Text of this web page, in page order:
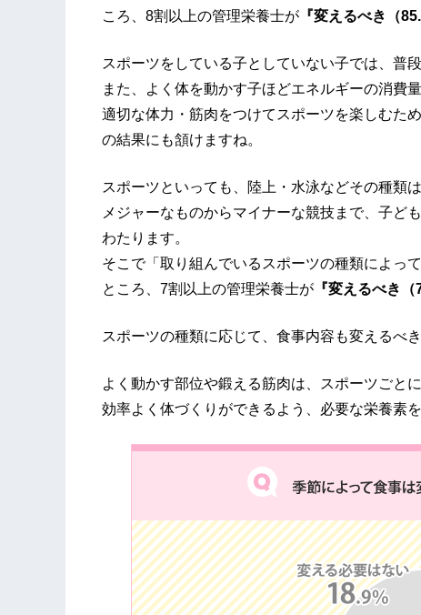
ころ、8割以上の管理栄養士が 『変えるべき（
スポーツをしている子としていない子では、普
また、よく体を動かす子ほどエネルギーの消費
適切な体力・筋肉をつけてスポーツを楽しむた
の結果にも頷けますね。
スポーツといっても、陸上・水泳などその種類は
メジャーなものからマイナーな競技まで、子ど
わたります。
そこで「取り組んでいるスポーツの種類によっ
ところ、7割以上の管理栄養士が 『変えるべき（
スポーツの種類に応じて、食事内容も変えるべ
よく動かす部位や鍛える筋肉は、スポーツごとに
効率よく体づくりができるよう、必要な栄養素